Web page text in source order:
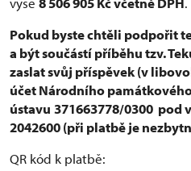
Pokud byste chtěli podpořit
a být součástí příběhu tzv.
zaslat svůj příspěvek (v
účet Národního
ústavu 371663778/0300 pod
2042600(při platbě je
QR kód k platbě: